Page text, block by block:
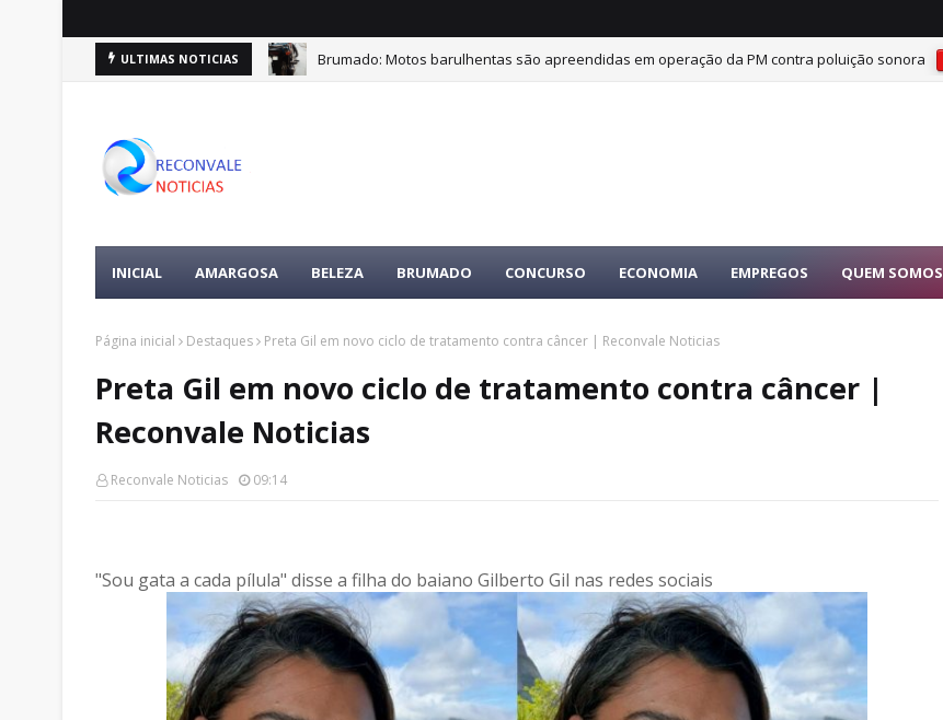
ULTIMAS NOTICIAS Brumado: Motos barulhentas são apreendidas em operação da PM contra poluição sonora
INICIAL AMARGOSA BELEZA BRUMADO CONCURSO ECONOMIA EMPREGOS QUEM SOMOS
Página inicial Destaques Preta Gil em novo ciclo de tratamento contra câncer | Reconvale Noticias
Preta Gil em novo ciclo de tratamento contra câncer |
Reconvale Noticias
Reconvale Noticias 09:14
"Sou gata a cada pílula" disse a filha do baiano Gilberto Gil nas redes sociais